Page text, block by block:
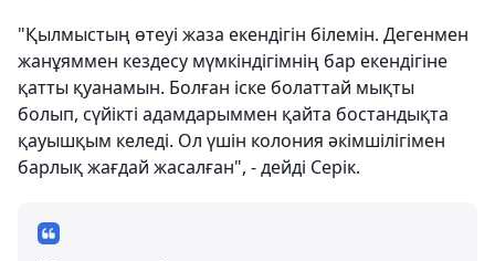
"Қылмыстың өтеуі жаза екендігін білемін. Дегенмен
жанұяммен кездесу мүмкіндігімнің бар екендігіне
қатты қуанамын. Болған іске болаттай мықты
болып, сүйікті адамдарыммен қайта бостандықта
қауышқым келеді. Ол үшін колония әкімшілігімен
барлық жағдай жасалған", - дейді Серік.